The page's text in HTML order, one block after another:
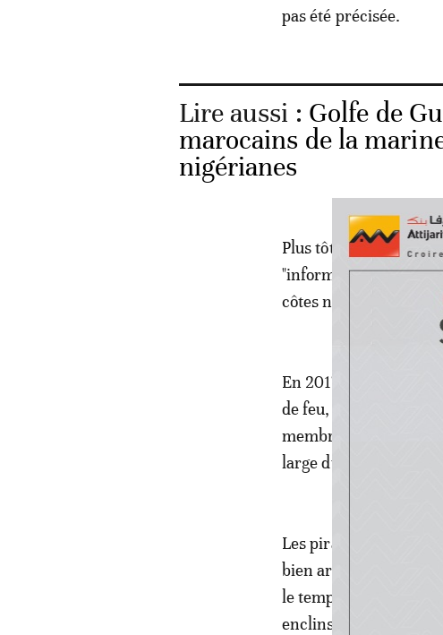
pas été précisée.
Lire aussi : Golfe de
marocains de la
nigérianes
Plus tôt, le ministère
"informé de l'attaque
côtes nigérianes".
En 2017, sur 16
de feu, sept ont été
membres d'équipages
large du Nigeria.
Les pirates opérant
bien armés et
le temps de piller les
enclins à naviguer